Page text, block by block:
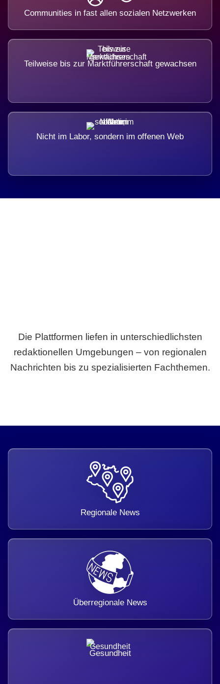
Communities in fast allen sozialen Netzwerken
Teilweise bis zur Marktführerschaft gewachsen
Nicht im Labor, sondern im offenen Web
Die Plattformen liefen in unterschiedlichsten
redaktionellen Umgebungen – von regionalen
Nachrichten bis zu spezialisierten Fachthemen.
Regionale News
Überregionale News
Gesundheit